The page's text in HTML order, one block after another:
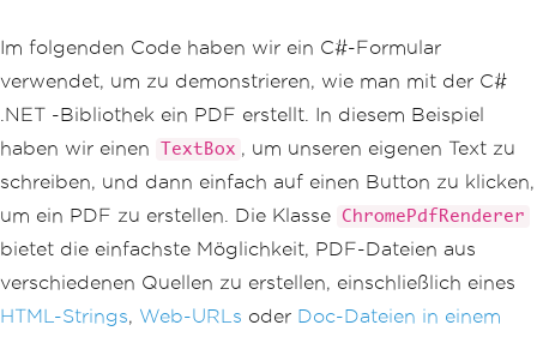
Im folgenden Code haben wir ein C#-Formular
verwendet, um zu demonstrieren, wie man mit der C#
.NET -Bibliothek ein PDF erstellt. In diesem Beispiel
haben wir einen
TextBox , um unseren eigenen Text zu
schreiben, und dann einfach auf einen Button zu klicken,
um ein PDF zu erstellen. Die Klasse ChromePdfRenderer
bietet die einfachste Möglichkeit, PDF-Dateien aus
verschiedenen Quellen zu erstellen, einschließlich eines
HTML-Strings, Web-URLs oder Doc-Dateien in einem